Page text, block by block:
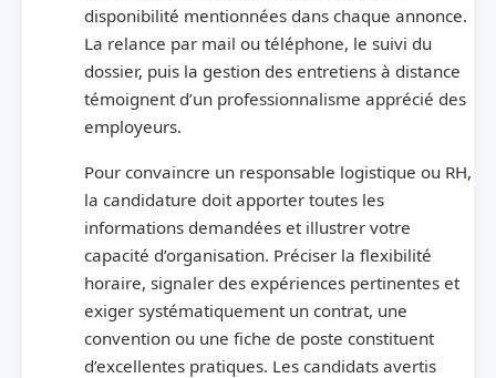
disponibilité mentionnées dans chaque annonce.
La relance par mail ou téléphone, le suivi du
dossier, puis la gestion des entretiens à distance
témoignent d’un professionnalisme apprécié des
employeurs.
Pour convaincre un responsable logistique ou RH,
la candidature doit apporter toutes les
informations demandées et illustrer votre
capacité d’organisation. Préciser la flexibilité
horaire, signaler des expériences pertinentes et
exiger systématiquement un contrat, une
convention ou une fiche de poste constituent
d’excellentes pratiques. Les candidats avertis